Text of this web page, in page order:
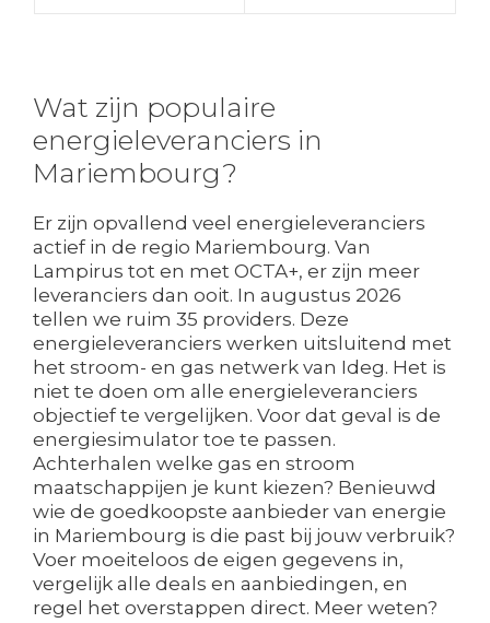
Wat zijn populaire
energieleveranciers in
Mariembourg?
Er zijn opvallend veel energieleveranciers
actief in de regio Mariembourg. Van
Lampirus tot en met OCTA+, er zijn meer
leveranciers dan ooit. In augustus 2026
tellen we ruim 35 providers. Deze
energieleveranciers werken uitsluitend met
het stroom- en gas netwerk van Ideg. Het is
niet te doen om alle energieleveranciers
objectief te vergelijken. Voor dat geval is de
energiesimulator toe te passen.
Achterhalen welke gas en stroom
maatschappijen je kunt kiezen? Benieuwd
wie de goedkoopste aanbieder van energie
in Mariembourg is die past bij jouw verbruik?
Voer moeiteloos de eigen gegevens in,
vergelijk alle deals en aanbiedingen, en
regel het overstappen direct. Meer weten?